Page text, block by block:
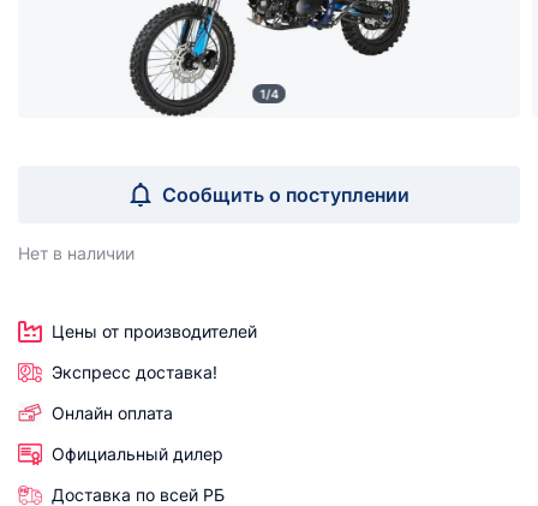
1/4
Сообщить о поступлении
Нет в наличии
Цены от производителей
Экспресс доставка!
Онлайн оплата
Официальный дилер
Доставка по всей РБ